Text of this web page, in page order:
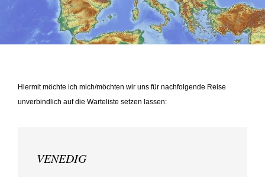
Hiermit möchte ich mich/möchten wir uns für nachfolgende Reise
unverbindlich auf die Warteliste setzen lassen:
VENEDIG